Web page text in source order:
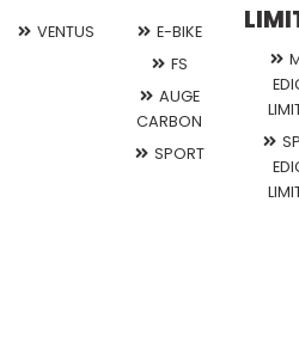
VENTUS
E-BIKE
FS
AUGE
CARBON
SPORT